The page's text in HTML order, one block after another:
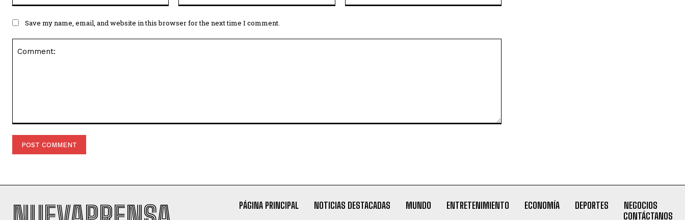
Save my name, email, and website in this browser for the next time I comment.
PÁGINA PRINCIPAL NOTICIAS DESTACADAS MUNDO ENTRETENIMIENTO ECONOMÍA DEPORTES
NEGOCIOS
CONTÁCTANOS